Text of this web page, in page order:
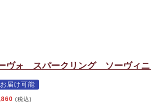
ヴォ スパークリング ソーヴィ
届け可能
(税込)